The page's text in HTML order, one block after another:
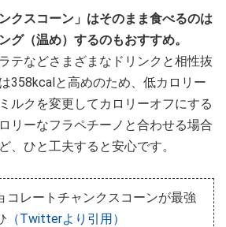
クスコーン」はそのまま食べるのは
グ（温め）するのもおすすめ。
テなどさまざまなドリンクと相性抜
358kcalと高めのため、低カロリー
ルクを変更してカロリーオフにする
リーなフラペチーノと合わせる場合
、ひと工夫すると安心です。
コレートチャンクスコーンが最強
（Twitterより引用）